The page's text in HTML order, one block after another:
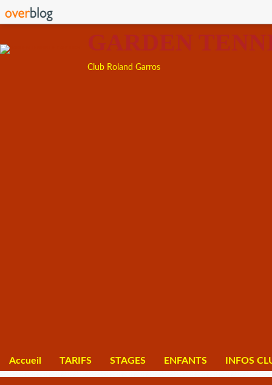
GARDEN
Club Roland Garros
Accueil TARIFS STAGES ENFANTS INFOS